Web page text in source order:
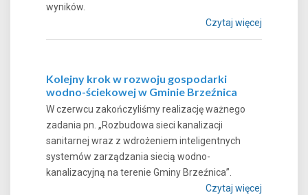
wyników.
Czytaj więcej
Kolejny krok w rozwoju gospodarki
wodno-ściekowej w Gminie Brzeźnica
W czerwcu zakończyliśmy realizację ważnego
zadania pn. „Rozbudowa sieci kanalizacji
sanitarnej wraz z wdrożeniem inteligentnych
systemów zarządzania siecią wodno-
kanalizacyjną na terenie Gminy Brzeźnica”.
Czytaj więcej